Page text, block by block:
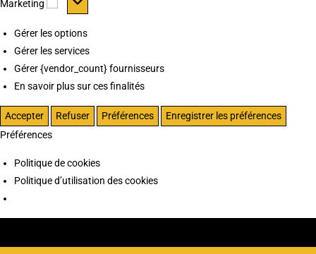
Marketing
Gérer les options
Gérer les services
Gérer {vendor_count} fournisseurs
En savoir plus sur ces finalités
Accepter Refuser Préférences
Enregistrer les préférences
Préférences
Politique de cookies
Politique d’utilisation des cookies